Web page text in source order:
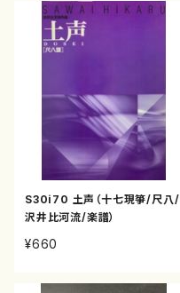
S30i70 土声（十七現箏/尺八/
沢井比河流/楽譜）
¥660